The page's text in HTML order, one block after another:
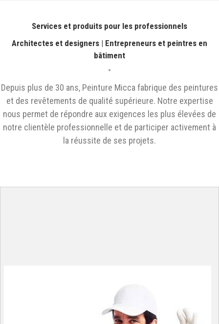
Services et produits pour les professionnels
Architectes et designers | Entrepreneurs et peintres en
bâtiment
Depuis plus de 30 ans, Peinture Micca fabrique des peintures
et des revêtements de qualité supérieure. Notre expertise
nous permet de répondre aux exigences les plus élevées de
notre clientèle professionnelle et de participer activement à
la réussite de ses projets.